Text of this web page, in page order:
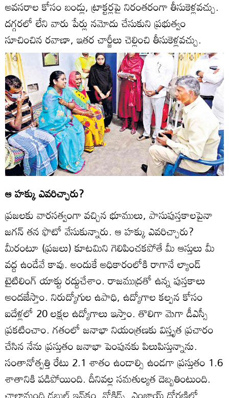
అవసరాల కోసం బండ్లు, ట్రాక్టర్లపై నిరంతరంగా తీసుకెళ్లవచ్చు.
దగ్గరలో లేని వారు పేర్లు నమోదు చేసుకుని ప్రభుత్వం
సూచించిన రవాణా, ఇతర చార్జీలు చెల్లించి తీసుకెళ్లవచ్చు.
ఆ హక్కు ఎవరిచ్చారు?
ప్రజలకు వారసత్వంగా వచ్చిన భూములు, పాసుపుస్తకాలపైనా
జగన్‌ తన ఫొటో వేసుకున్నారు. ఆ హక్కు ఎవరిచ్చారు?
మీరంటూ (ప్రజలు) కూటమిని గెలిపించకపోతే మీ ఆస్తులు మీ
వద్ద ఉండేవే కావు. అందుకే అధికారంలోకి రాగానే ల్యాండ్‌
టైటిలింగ్‌ యాక్టు రద్దుచేశాం. రాజముద్రతో ఉన్న పుస్తకాలు
అందజేస్తాం. నిరుద్యోగుల ఉపాధి, ఉద్యోగాల కల్పన కోసం
ఐదేళ్లలో 20 లక్షల ఉద్యోగాలు ఇస్తాం. తొలిగా మెగా డీఎస్సీ
ప్రకటించాం. గతంలో జనాభా నియంత్రణకు విస్తృత ప్రచారం
చేసిన నేను ప్రస్తుతం జనాభా పెంపునకు పిలుపిస్తున్నాను.
సంతానోత్పత్తి రేటు 2.1 శాతం ఉండాల్సి ఉండగా ప్రస్తుతం 1.6
శాతానికి పడిపోయింది. దీనివల్ల సమతుల్యత దెబ్బతింటుంది.